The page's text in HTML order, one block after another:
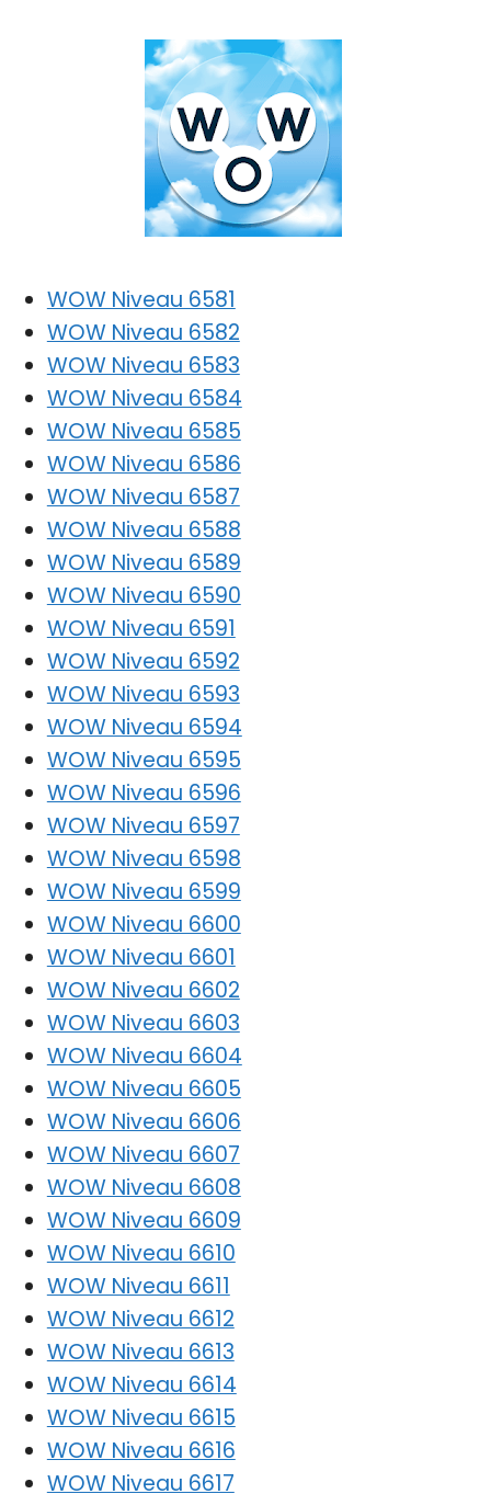
WOW Niveau 6581
WOW Niveau 6582
WOW Niveau 6583
WOW Niveau 6584
WOW Niveau 6585
WOW Niveau 6586
WOW Niveau 6587
WOW Niveau 6588
WOW Niveau 6589
WOW Niveau 6590
WOW Niveau 6591
WOW Niveau 6592
WOW Niveau 6593
WOW Niveau 6594
WOW Niveau 6595
WOW Niveau 6596
WOW Niveau 6597
WOW Niveau 6598
WOW Niveau 6599
WOW Niveau 6600
WOW Niveau 6601
WOW Niveau 6602
WOW Niveau 6603
WOW Niveau 6604
WOW Niveau 6605
WOW Niveau 6606
WOW Niveau 6607
WOW Niveau 6608
WOW Niveau 6609
WOW Niveau 6610
WOW Niveau 6611
WOW Niveau 6612
WOW Niveau 6613
WOW Niveau 6614
WOW Niveau 6615
WOW Niveau 6616
WOW Niveau 6617